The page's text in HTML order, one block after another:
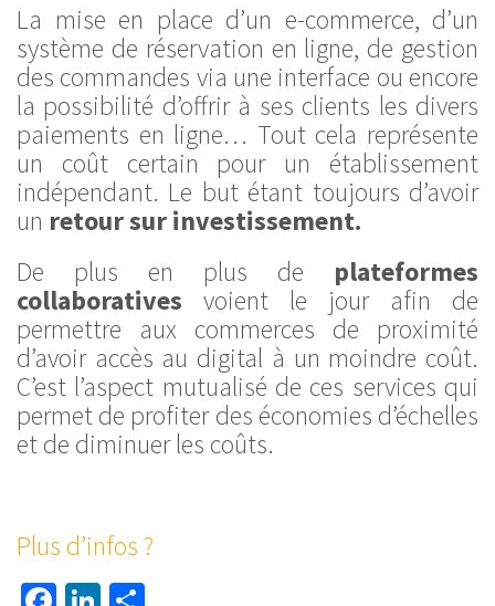
La mise en place d’un e-commerce, d’un
système de réservation en ligne, de gestion
des commandes via une interface ou encore
la possibilité d’offrir à ses clients les divers
paiements en ligne… Tout cela représente
un coût certain pour un établissement
indépendant. Le but étant toujours d’avoir
un retour sur investissement.
De plus en plus de plateformes
collaboratives voient le jour afin de
permettre aux commerces de proximité
d’avoir accès au digital à un moindre coût.
C’est l’aspect mutualisé de ces services qui
permet de profiter des économies d’échelles
et de diminuer les coûts.
Plus d’infos ?